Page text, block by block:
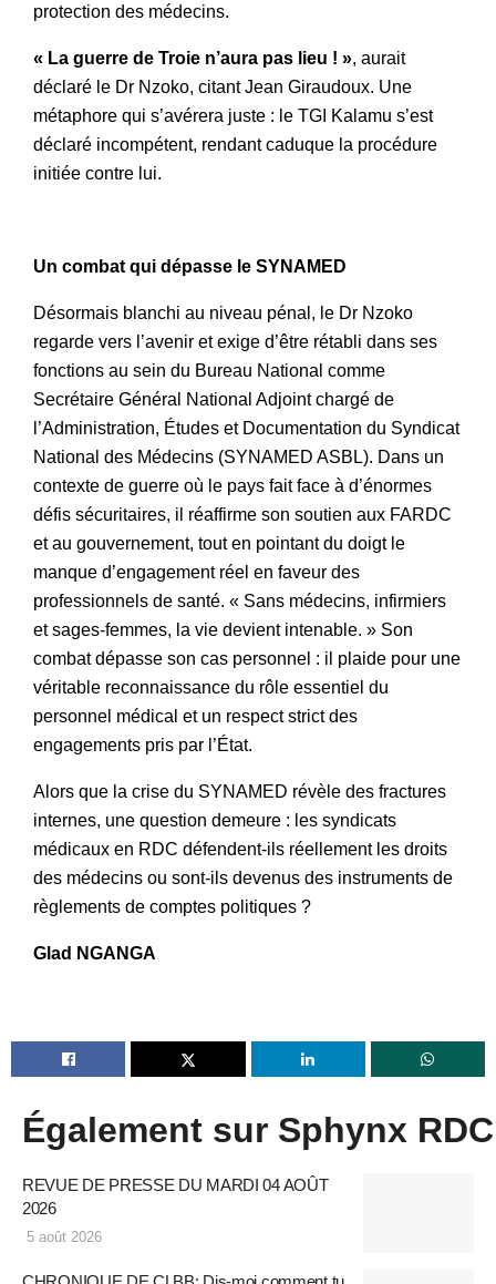
protection des médecins.
« La guerre de Troie n’aura pas lieu ! », aurait
déclaré le Dr Nzoko, citant Jean Giraudoux. Une
métaphore qui s’avérera juste : le TGI Kalamu s’est
déclaré incompétent, rendant caduque la procédure
initiée contre lui.
Un combat qui dépasse le SYNAMED
Désormais blanchi au niveau pénal, le Dr Nzoko
regarde vers l’avenir et exige d’être rétabli dans ses
fonctions au sein du Bureau National comme
Secrétaire Général National Adjoint chargé de
l’Administration, Études et Documentation du Syndicat
National des Médecins (SYNAMED ASBL). Dans un
contexte de guerre où le pays fait face à d’énormes
défis sécuritaires, il réaffirme son soutien aux FARDC
et au gouvernement, tout en pointant du doigt le
manque d’engagement réel en faveur des
professionnels de santé. « Sans médecins, infirmiers
et sages-femmes, la vie devient intenable. » Son
combat dépasse son cas personnel : il plaide pour une
véritable reconnaissance du rôle essentiel du
personnel médical et un respect strict des
engagements pris par l’État.
Alors que la crise du SYNAMED révèle des fractures
internes, une question demeure : les syndicats
médicaux en RDC défendent-ils réellement les droits
des médecins ou sont-ils devenus des instruments de
règlements de comptes politiques ?
Glad NGANGA
Également sur Sphynx RDC
REVUE DE PRESSE DU MARDI 04 AOÛT
2026
5 août 2026